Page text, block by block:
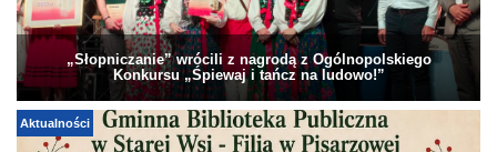
„Słopniczanie” wrócili z nagrodą z Ogólnopolskiego
Konkursu „Śpiewaj i tańcz na ludowo!”
Aktualności